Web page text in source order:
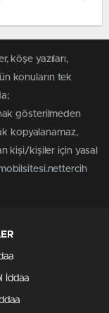
köşe yazıları,
konuların tek
gösterilmeden
kopyalanamaz,
kişi/kişiler için yasal
İddaa